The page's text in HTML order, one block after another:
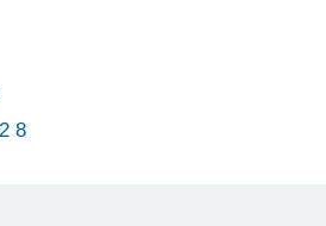
8